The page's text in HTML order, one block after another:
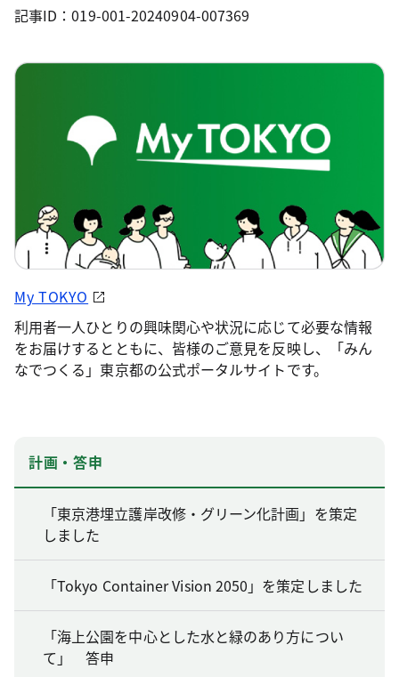
記事ID：019-001-20240904-007369
My TOKYO
利用者一人ひとりの興味関心や状況に応じて必要な情報
をお届けするとともに、皆様のご意見を反映し、「みん
なでつくる」東京都の公式ポータルサイトです。
計画・答申
「東京港埋立護岸改修・グリーン化計画」を策定
しました
「Tokyo Container Vision 2050」を策定しました
「海上公園を中心とした水と緑のあり方につい
て」 答申